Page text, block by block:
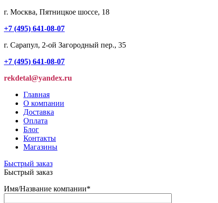
г. Москва, Пятницкое шоссе, 18
+7 (495) 641-08-07
г. Сарапул, 2-ой Загородный пер., 35
+7 (495) 641-08-07
rekdetal@yandex.ru
Главная
О компании
Доставка
Оплата
Блог
Контакты
Магазины
Быстрый заказ
Быстрый заказ
Имя/Название компании*